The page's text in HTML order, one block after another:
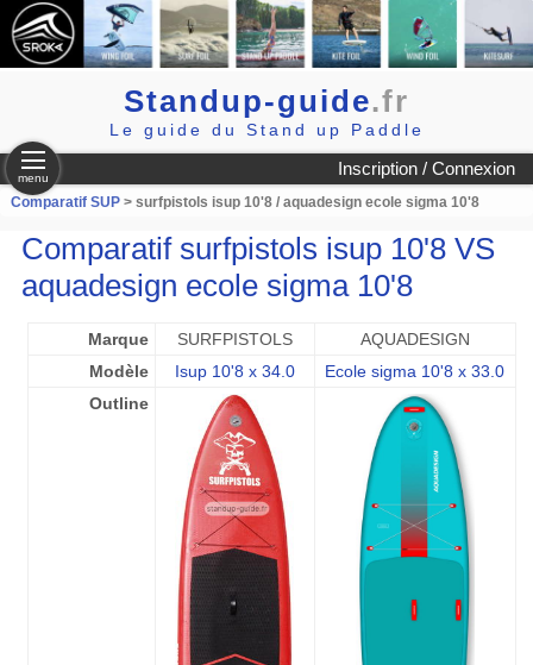
Standup-guide.fr
Le guide du Stand up Paddle
Inscription / Connexion
menu
Comparatif SUP > surfpistols isup 10'8 / aquadesign ecole sigma 10'8
Comparatif surfpistols isup 10'8 VS
aquadesign ecole sigma 10'8
Marque SURFPISTOLS
AQUADESIGN
Modèle
Isup 10'8 x 34.0
Ecole sigma 10'8 x 33.0
Outline